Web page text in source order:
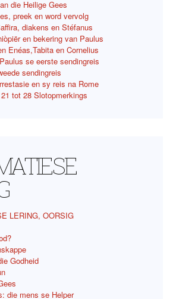
die Heilige Gees
preek en word vervolg
diakens en Stéfanus
en bekering van Paulus
Enéas,Tabita en Cornelius
se eerste sendingreis
sendingreis
en sy reis na Rome
tot 28 Slotopmerkings
LERING, OORSIG
Godheid
die mens se Helper